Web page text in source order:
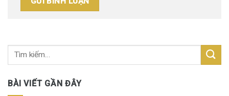
BÀI VIẾT GẦN ĐÂY